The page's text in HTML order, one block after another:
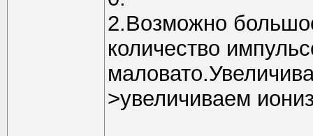
2.Возможно
количество
>увеличиваем